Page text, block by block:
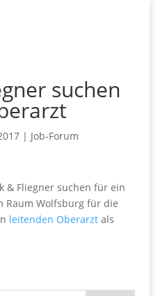
suchen
| Job-Forum
& Fliegner suchen für ein
Raum Wolfsburg für die
leitenden Oberarzt als